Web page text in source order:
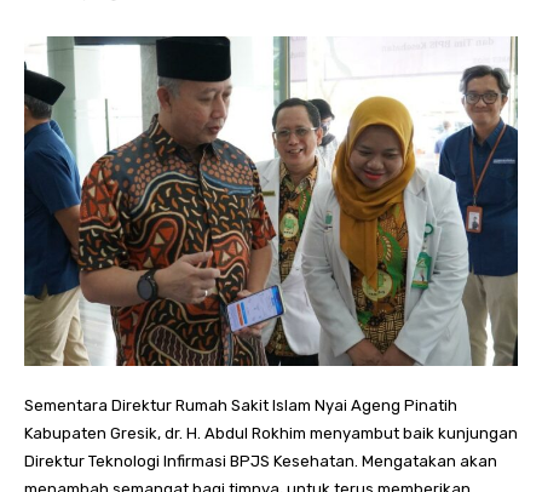
Sementara Direktur Rumah Sakit Islam Nyai Ageng Pinatih
Kabupaten Gresik, dr. H. Abdul Rokhim menyambut baik kunjungan
Direktur Teknologi Infirmasi BPJS Kesehatan. Mengatakan akan